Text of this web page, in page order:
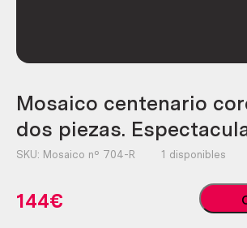
Mosaico centenario
dos piezas.
SKU: Mosaico nº 704-R 1 disponibles
144€
Mosaico